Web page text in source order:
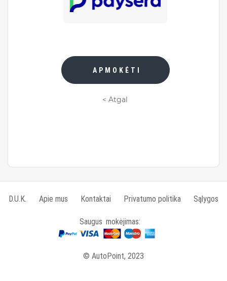
< Atgal
APMOKĖTI
© AutoPoint, 2023
D.U.K. Apie mus Kontaktai Privatumo politika Sąlygos
Saugus mokėjimas: